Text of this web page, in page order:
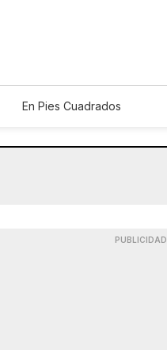
En Pies Cuadrados
PUBLICIDAD